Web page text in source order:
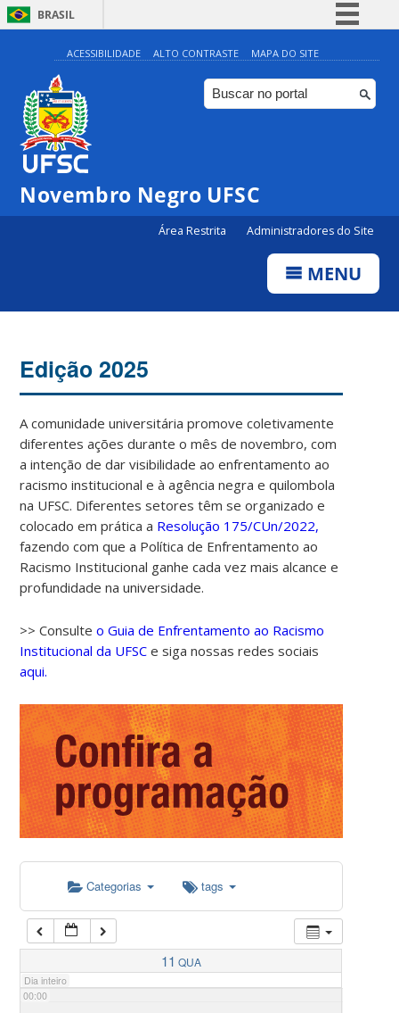
BRASIL
Simplifique!
Comunica BR
Participe
ACESSIBILIDADE ALTO CONTRASTE MAPA DO SITE
Novembro Negro UFSC
Área Restrita Administradores do Site
MENU
Edição 2025
A comunidade universitária promove coletivamente
diferentes ações durante o mês de novembro, com
a intenção de dar visibilidade ao enfrentamento ao
racismo institucional e à agência negra e quilombola
na UFSC. Diferentes setores têm se organizado e
colocado em prática a Resolução 175/CUn/2022,
fazendo com que a Política de Enfrentamento ao
Racismo Institucional ganhe cada vez mais alcance e
profundidade na universidade.
>> Consulteo Guia de Enfrentamento ao Racismo
Institucional da UFSC e siga nossas redes sociais
aqui.
Categorias tags
11 QUA
Dia inteiro
00:00